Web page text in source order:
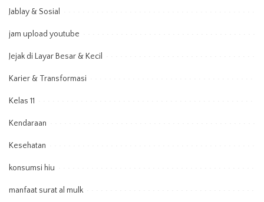
Jablay & Sosial
jam upload youtube
Jejak di Layar Besar & Kecil
Karier & Transformasi
Kelas 11
Kendaraan
Kesehatan
konsumsi hiu
manfaat surat al mulk